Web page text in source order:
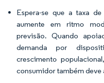
Espera-se que a taxa
aumente em ritmo
previsão. Quando
demanda por
crescimento
consumidor também deve